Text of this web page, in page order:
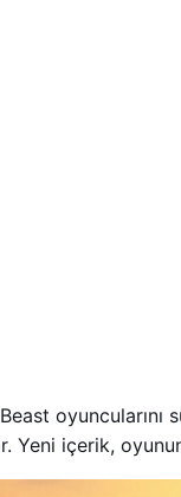
oyuncularını
Yeni içerik,